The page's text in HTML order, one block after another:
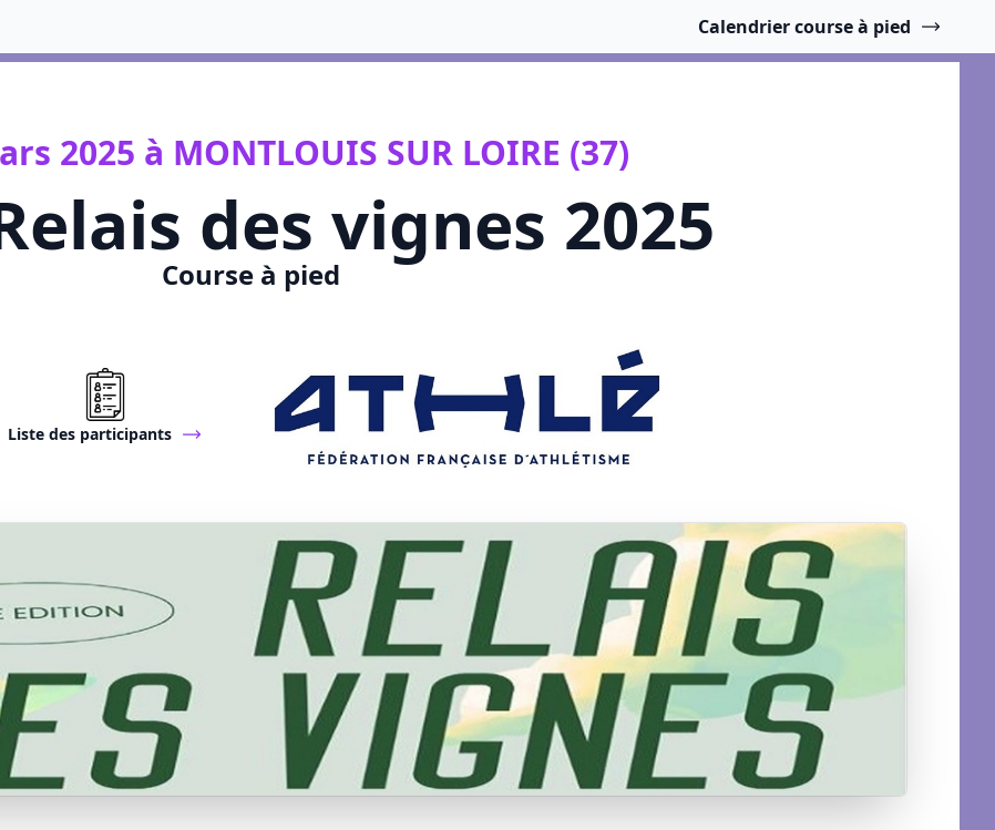
Calendrier course à pied
2025 à MONTLOUIS SUR LOIRE (37)
des vignes 2025
Course à pied
Liste des participants